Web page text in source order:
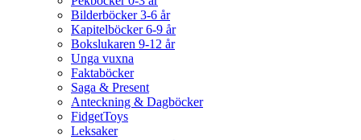
Bilderböcker 3-6 år
Kapitelböcker 6-9 år
Bokslukaren 9-12 år
Unga vuxna
Faktaböcker
Saga & Present
Anteckning & Dagböcker
FidgetToys
Leksaker